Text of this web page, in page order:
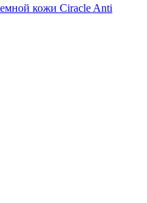
кожи Ciracle Anti